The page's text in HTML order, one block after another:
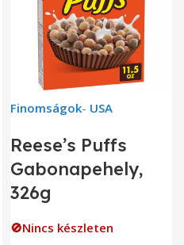
Finomságok- USA
Reese’s Puffs
Gabonapehely,
326g
🚫Nincs készleten